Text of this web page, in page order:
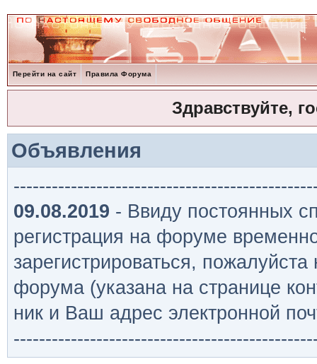
Перейти на сайт Правила Форума
Здравствуйте,
Объявления
09.08.2019 - Ввиду постоянных
регистрация на форуме
зарегистрироваться,
форума (указана на странице
ник и Ваш адрес электронной